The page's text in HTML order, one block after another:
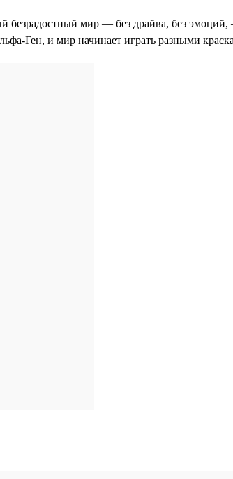
безрадостный мир — без драйва, без
Ген, и мир начинает играть разными